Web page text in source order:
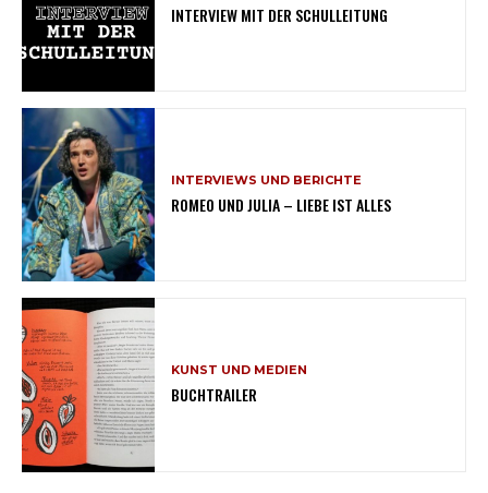
INTERVIEW MIT DER SCHULLEITUNG
INTERVIEWS UND BERICHTE
ROMEO UND JULIA – LIEBE IST ALLES
KUNST UND MEDIEN
BUCHTRAILER